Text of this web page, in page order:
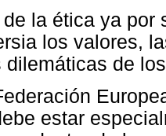
la ética ya
los valores,
dilemáticas de
estar